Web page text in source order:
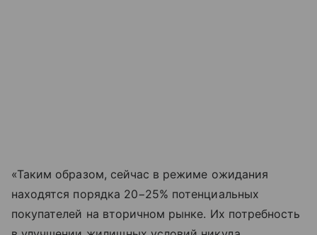
«Таким образом, сейчас в режиме ожидания
находятся порядка 20−25% потенциальных
покупателей на вторичном рынке. Их потребность